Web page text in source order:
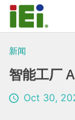
新闻
智能工厂
Oct 30,